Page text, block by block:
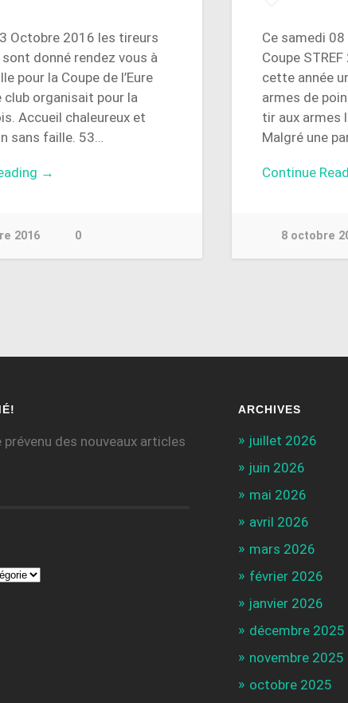
Octobre 2016 les tireurs
sont donné rendez vous à
pour la Coupe de l’Eure
club organisait pour la
Accueil chaleureux et
sans faille. 53…
→
2016 0
Ce samedi
Coupe
cette année
armes de
tir aux armes
Malgré une
Continue
8 octobre
des nouveaux articles
ARCHIVES
juillet 2026
juin 2026
mai 2026
avril 2026
mars 2026
février 2026
janvier 2026
décembre 2025
novembre 2025
octobre 2025